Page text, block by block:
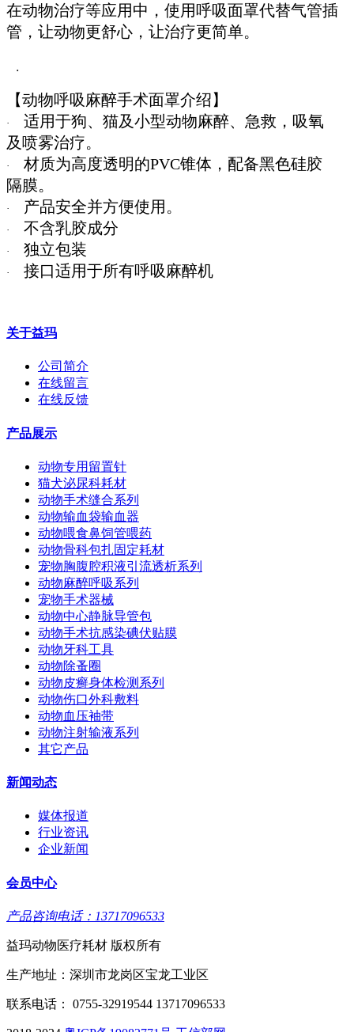
在动物治疗等应用中，使用呼吸面罩代替气管插
管，让动物更舒心，让治疗更简单。
﹒
【动物呼吸麻醉手术面罩介绍】
·
适用于狗、猫及小型动物麻醉、急救，吸氧
及喷雾治疗。
·
材质为高度透明的PVC锥体，配备黑色硅胶
隔膜。
· 产品安全并方便使用。
· 不含乳胶成分
· 独立包装
· 接口适用于所有呼吸麻醉机
关于益玛
公司简介
在线留言
在线反馈
产品展示
动物专用留置针
猫犬泌尿科耗材
动物手术缝合系列
动物输血袋输血器
动物喂食鼻饲管喂药
动物骨科包扎固定耗材
宠物胸腹腔积液引流透析系列
动物麻醉呼吸系列
宠物手术器械
动物中心静脉导管包
动物手术抗感染碘伏贴膜
动物牙科工具
动物除蚤圈
动物皮癣身体检测系列
动物伤口外科敷料
动物血压袖带
动物注射输液系列
其它产品
新闻动态
媒体报道
行业资讯
企业新闻
会员中心
产品咨询电话：13717096533
益玛动物医疗耗材 版权所有
生产地址：深圳市龙岗区宝龙工业区
联系电话： 0755-32919544 13717096533